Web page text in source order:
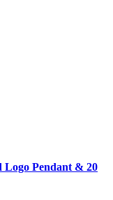
Logo Pendant & 20